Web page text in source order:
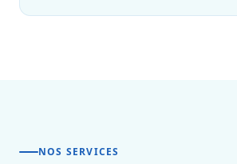
NOS SERVICES